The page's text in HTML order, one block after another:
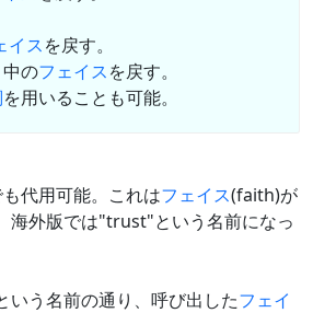
イスを戻す。
中のフェイスを戻す。
を用いることも可能。
代用可能。これはフェイス(faith)が
海外版では"trust"という名前になっ
いう名前の通り、呼び出したフェイ